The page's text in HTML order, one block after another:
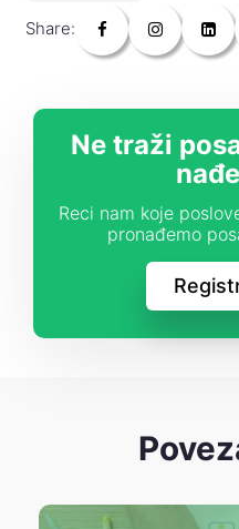
Share:
Ne traži
Reci nam koje
pronađemo